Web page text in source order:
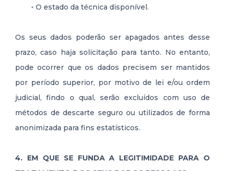
◦ O estado da técnica disponível.
Os seus dados poderão ser apagados antes desse
prazo, caso haja solicitação para tanto. No entanto,
pode ocorrer que os dados precisem ser mantidos
por período superior, por motivo de lei e/ou ordem
judicial, findo o qual, serão excluídos com uso de
métodos de descarte seguro ou utilizados de forma
anonimizada para fins estatísticos.
4. EM QUE SE FUNDA A LEGITIMIDADE PARA O